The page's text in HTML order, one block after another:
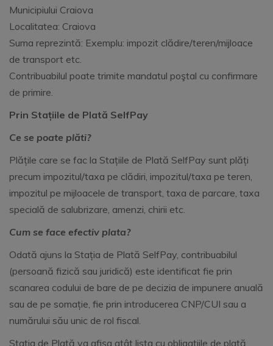
Municipiului Craiova
Localitatea: Craiova
Suma reprezintă: Exemplu: impozit clădire/teren/mijloace
de transport etc.
Contribuabilul poate trimite mandatul poştal cu confirmare
de primire.
Prin Stațiile de Plată SelfPay
Ce se poate plăti?
Plățile care se fac la Stațiile de Plată SelfPay sunt plăți
precum impozitul/taxa pe clădiri, impozitul/taxa pe teren,
impozitul pe mijloacele de transport, taxa de parcare, taxa
specială de salubrizare, amenzi, chirii etc.
Cum se face efectiv plata?
Odată ajuns la Stația de Plată SelfPay, contribuabilul
(persoană fizică sau juridică) este identificat fie prin
scanarea codului de bare de pe decizia de impunere anuală
sau de pe somație, fie prin introducerea CNP/CUI sau a
numărului său unic de rol fiscal.
Staţia de Plată va afișa atât lista cu obligațiile de plată